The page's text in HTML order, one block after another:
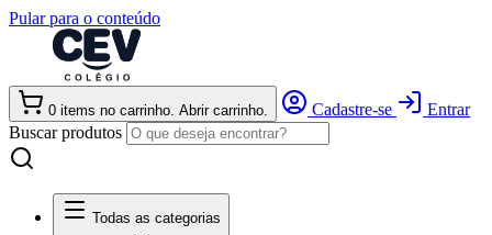
Pular para o conteúdo
0 items no carrinho. Abrir carrinho. Cadastre-se
Entrar
Buscar produtos
Todas as categorias